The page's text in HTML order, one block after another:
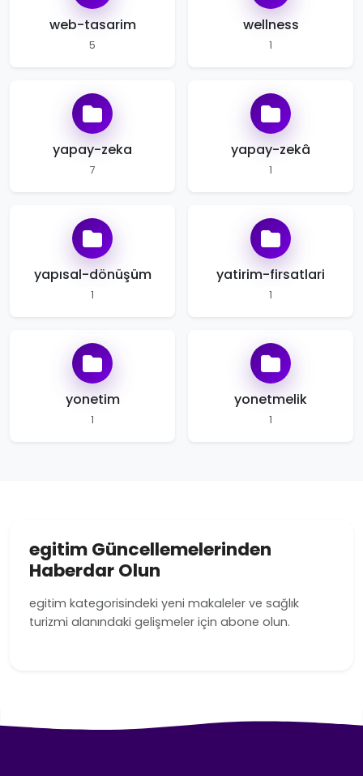
web-tasarim
5
wellness
1
yapay-zeka
7
yapay-zekâ
1
yapısal-dönüşüm
1
yatirim-firsatlari
1
yonetim
1
yonetmelik
1
egitim Güncellemelerinden
Haberdar Olun
egitim kategorisindeki yeni makaleler ve sağlık
turizmi alanındaki gelişmeler için abone olun.